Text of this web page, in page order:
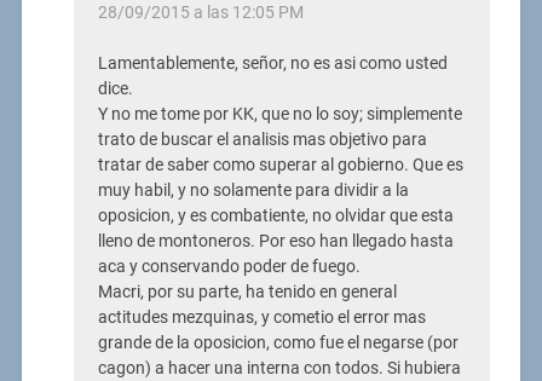
28/09/2015 a las 12:05 PM
Lamentablemente, señor, no es asi como usted
dice.
Y no me tome por KK, que no lo soy; simplemente
trato de buscar el analisis mas objetivo para
tratar de saber como superar al gobierno. Que es
muy habil, y no solamente para dividir a la
oposicion, y es combatiente, no olvidar que esta
lleno de montoneros. Por eso han llegado hasta
aca y conservando poder de fuego.
Macri, por su parte, ha tenido en general
actitudes mezquinas, y cometio el error mas
grande de la oposicion, como fue el negarse (por
cagon) a hacer una interna con todos. Si hubiera